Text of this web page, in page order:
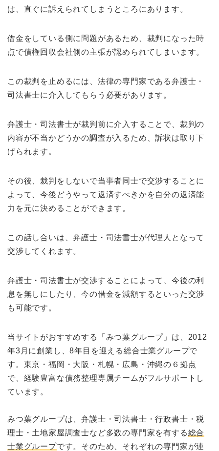
は、直ぐに訴えられてしまうところにあります。
借金をしている側に問題があるため、裁判になった時
点で債権回収会社側の主張が認められてしまいます。
この裁判を止めるには、法律の専門家である弁護士・
司法書士に介入してもらう必要があります。
弁護士・司法書士が裁判前に介入することで、裁判の
内容が不当かどうかの調査が入るため、訴状は取り下
げられます。
その後、裁判をしないで当事者同士で交渉することに
よって、今後どうやって返済すべきかを自分の返済能
力を元に決めることができます。
この話し合いは、弁護士・司法書士が代理人となって
交渉してくれます。
弁護士・司法書士が交渉することによって、今後の利
息を無しにしたり、今の借金を減額するといった交渉
も可能です。
当サイトがおすすめする「みつ葉グループ」は、2012
年3月に創業し、8年目を迎える総合士業グループで
す。東京・福岡・大阪・札幌・広島・沖縄の６拠点
で、経験豊富な債務整理専属チームがフルサポートし
ています。
みつ葉グループは、弁護士・司法書士・行政書士・税
理士・土地家屋調査士など多数の専門家を有する総合
士業グループです。そのため、それぞれの専門家が連